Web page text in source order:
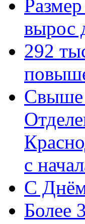
вырос
292
Свыше
с
C
Более